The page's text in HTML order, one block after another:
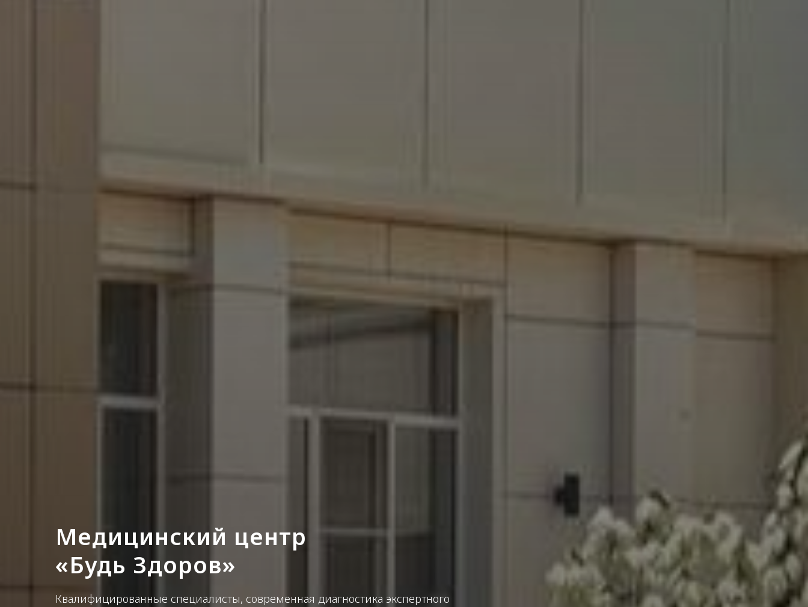
Медицинский центр
«Будь Здоров»
Квалифицированные специалисты, современная диагностика экспертного